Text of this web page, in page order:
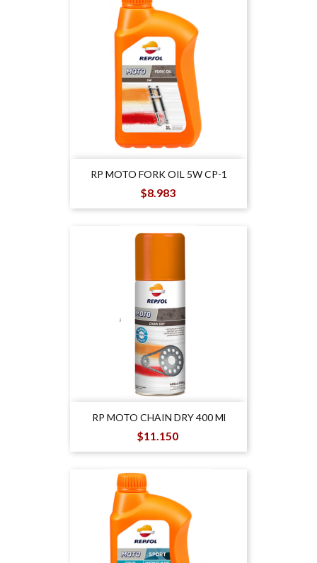
RP MOTO FORK OIL 5W CP-1
Precio
$8.983
RP MOTO CHAIN DRY 400 Ml
Precio
$11.150